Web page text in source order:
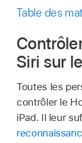
ce
Table des
Siri sur
Toutes les
contrôler le
iPad. Il leur